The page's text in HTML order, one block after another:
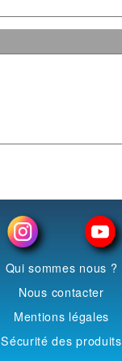
Qui sommes nous ?
Nous contacter
Mentions légales
Sécurité des produits